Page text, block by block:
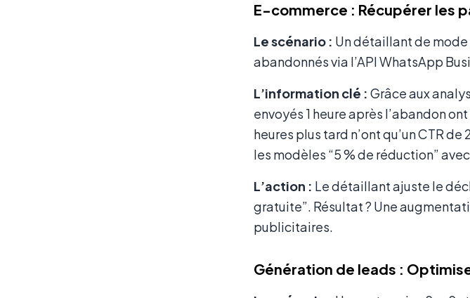
E-commerce : Récupérer les
Le scénario : Un détaillant de
abandonnés via l’API WhatsApp
L’information clé : Grâce aux
envoyés 1 heure après l’abandon
heures plus tard n’ont qu’un CTR
les modèles “5 % de réduction”
L’action : Le détaillant ajuste le
gratuite”. Résultat ? Une
publicitaires.
Génération de leads :